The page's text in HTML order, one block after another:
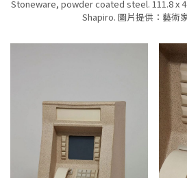
Stoneware, powder coated steel. 111.8 x
Shapiro. 圖片提供：藝術